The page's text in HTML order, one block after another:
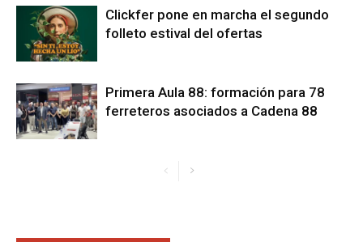
Clickfer pone en marcha el segundo
folleto estival del ofertas
Primera Aula 88: formación para 78
ferreteros asociados a Cadena 88